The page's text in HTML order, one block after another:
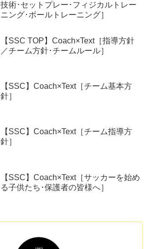
技術･セットプレー･フィジカルトレー
ニング･ボールトレーニング］
【SSC TOP】Coach×Text［指導方針
／チーム方針･チームルール］
【SSC】Coach×Text［チーム基本方
針］
【SSC】Coach×Text［チーム指導方
針］
【SSC】Coach×Text［サッカーを始め
る子供たち･保護者の皆様へ］